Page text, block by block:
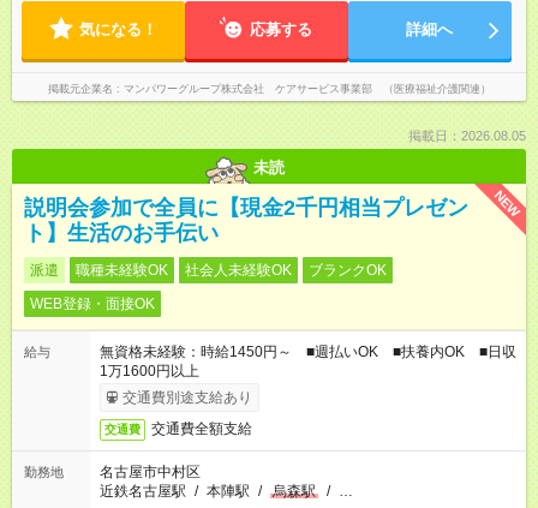
気になる！ 応募する 詳細へ
掲載元企業名 マンパワーグループ株式会社 ケアサービス事業部 （医療福祉介護関連）
掲載日：2026.08.05
未読
NEW
説明会参加で全員に【現金2千円相当プレゼン
ト】生活のお手伝い
派遣 職種未経験OK 社会人未経験OK
ブランクOK
WEB登録・面接OK
給与
無資格未経験：時給1450円～ ■週払いOK ■扶養内OK ■日収
1万1600円以上
交通費別途支給あり
交通費 交通費全額支給
勤務地
名古屋市中村区
近鉄名古屋駅 / 本陣駅 / 烏森駅 / …